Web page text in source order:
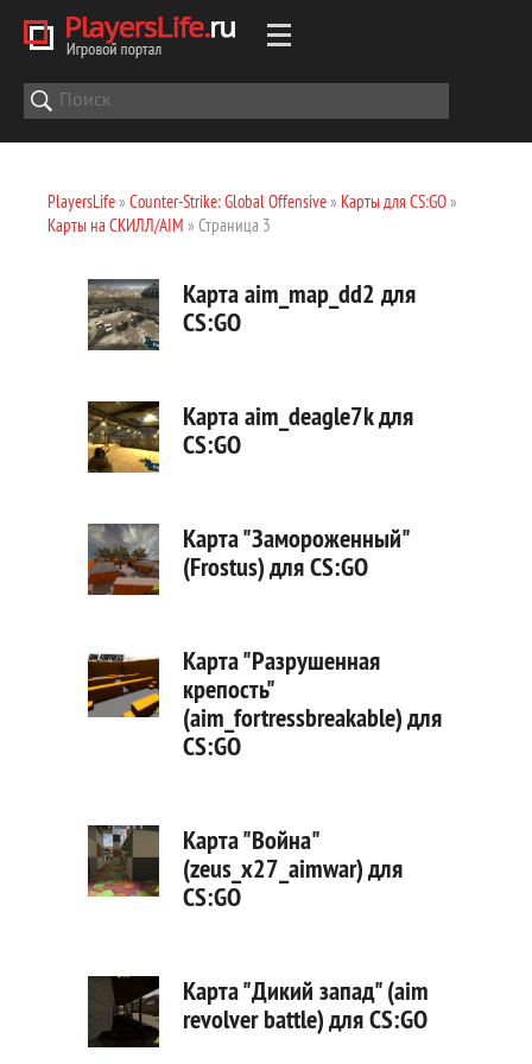
PlayersLife» Counter-Strike: Global Offensive» Карты для CS:GO»
Карты на СКИЛЛ/AIM » Страница 3
Карта aim_map_dd2 для
CS:GO
Карта aim_deagle7k для
CS:GO
Карта "Замороженный"
(Frostus) для CS:GO
Карта "Разрушенная
крепость"
(aim_fortressbreakable) для
CS:GO
Карта "Война"
(zeus_x27_aimwar) для
CS:GO
Карта "Дикий запад" (aim
revolver battle) для CS:GO